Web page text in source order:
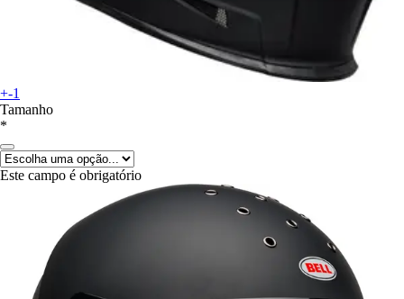
+-1
Tamanho
*
Este campo é obrigatório